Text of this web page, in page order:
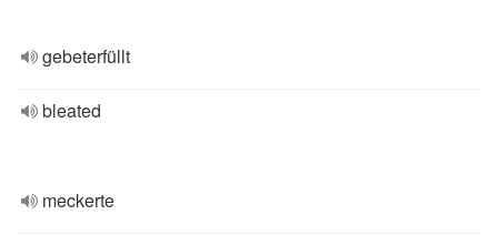
gebeterfüllt
bleated
meckerte